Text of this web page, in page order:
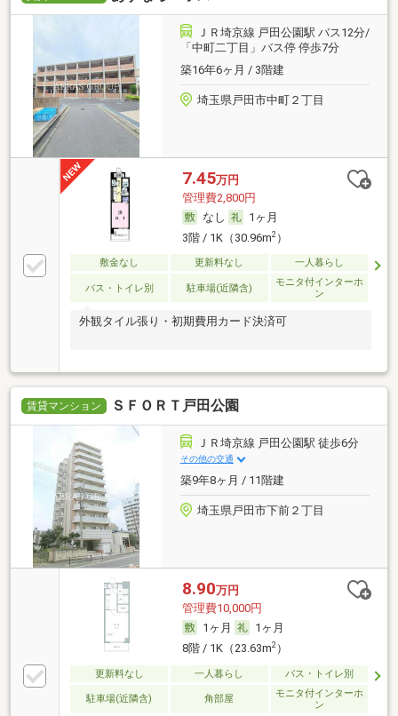
ＪＲ埼京線 戸田公園駅 バス12分/
「中町二丁目」バス停 停歩7分
築16年6ヶ月 / 3階建
埼玉県戸田市中町２丁目
7.45万円
管理費2,800円
なし
1ヶ月
3階 / 1K（30.96m2）
敷金なし 更新料なし 一人暮らし
バス・トイレ別 駐車場(近隣含)
モニタ付インターホ
ン
外観タイル張り・初期費用カード決済可
賃貸マンション ＳＦＯＲＴ戸田公園
ＪＲ埼京線 戸田公園駅 徒歩6分
その他の交通
築9年8ヶ月 / 11階建
埼玉県戸田市下前２丁目
8.90万円
管理費10,000円
1ヶ月
1ヶ月
8階 / 1K（23.63m2）
更新料なし 一人暮らし バス・トイレ別
駐車場(近隣含) 角部屋
モニタ付インターホ
ン